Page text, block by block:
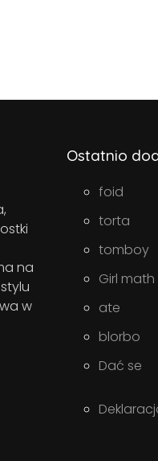
na
w
Ostatnio
foid
torta
tomboy
Girl math
ate
blorbo
Dać se